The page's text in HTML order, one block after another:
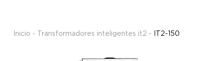
Inicio - Transformadores inteligentes it2 - IT2-150